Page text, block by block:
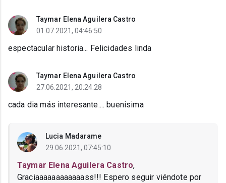
Taymar Elena Aguilera Castro
01.07.2021, 04:46:50
espectacular historia... Felicidades linda
Taymar Elena Aguilera Castro
27.06.2021, 20:24:28
cada dia más interesante.... buenisima
Lucia Madarame
29.06.2021, 07:45:10
Taymar Elena Aguilera Castro,
Graciaaaaaaaaaaaass!!! Espero seguir viéndote por